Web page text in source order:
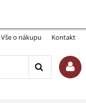
Vše o nákupu Kontakt
kusů